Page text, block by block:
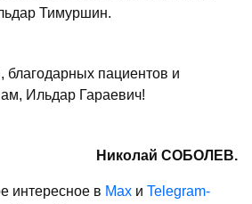
Тимуршин.
благодарных пациентов и
Ильдар Гараевич!
Николай СОБОЛЕВ.
интересное в Max и Telegram-